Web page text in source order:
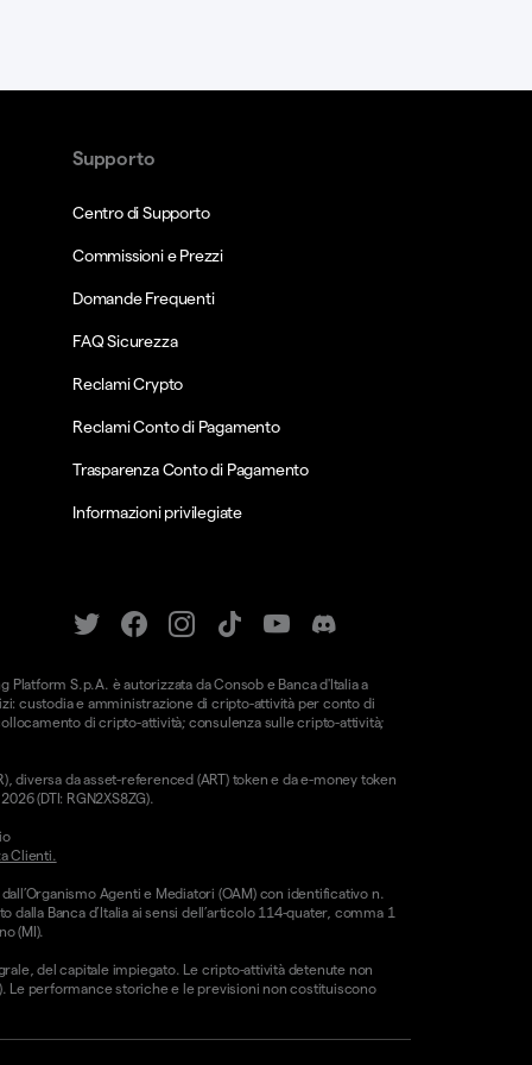
Supporto
Centro di Supporto
Commissioni e Prezzi
Domande Frequenti
FAQ Sicurezza
Reclami Crypto
Reclami Conto di Pagamento
Trasparenza Conto di Pagamento
Informazioni privilegiate
S.p.A. è autorizzata da Consob e Banca d'Italia a
custodia e amministrazione di cripto-attività per conto di
di cripto-attività; consulenza sulle cripto-attività;
diversa da asset-referenced (ART) token e da e-money token
(DTI: RGN2XS8ZG).
Clienti.
Agenti e Mediatori (OAM) con identificativo n.
Banca d’Italia ai sensi dell’articolo 114-quater, comma 1
(MI).
del capitale impiegato. Le cripto-attività detenute non
Le performance storiche e le previsioni non costituiscono